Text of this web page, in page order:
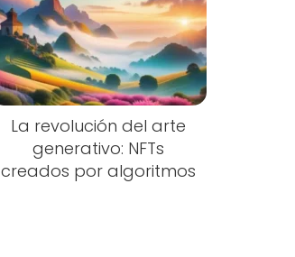
La revolución del arte
generativo: NFTs
creados por algoritmos